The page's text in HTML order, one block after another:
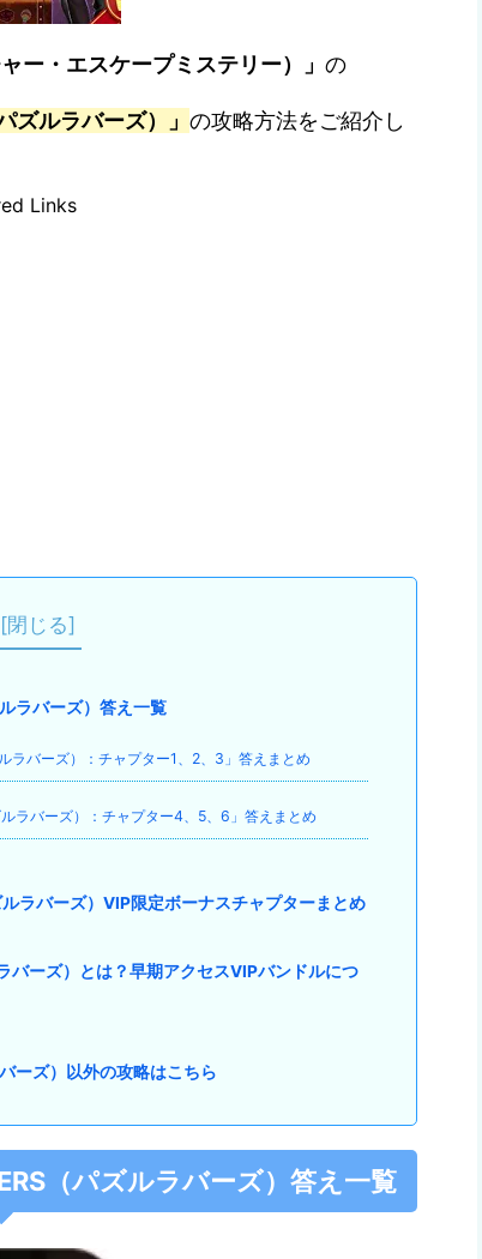
ー・エスケープミステリー）」 の
ズルラバーズ）」 の攻略方法をご紹介し
Links
[閉じる]
ラバーズ）答え一覧
バーズ）：チャプター1、2、3」答えまとめ
ラバーズ）：チャプター4、5、6」答えまとめ
ラバーズ）VIP限定ボーナスチャプターまとめ
ーズ）とは？早期アクセスVIPバンドルにつ
ーズ）以外の攻略はこちら
（パズルラバーズ）答え一覧